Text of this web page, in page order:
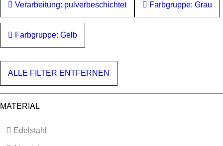
Verarbeitung: pulverbeschichtet Farbgruppe: Grau
Farbgruppe: Gelb
ALLE FILTER ENTFERNEN
MATERIAL
Edelstahl